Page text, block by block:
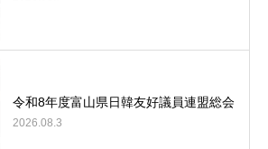
令和8年度富山県日韓友好議員連盟総会
2026.08.3